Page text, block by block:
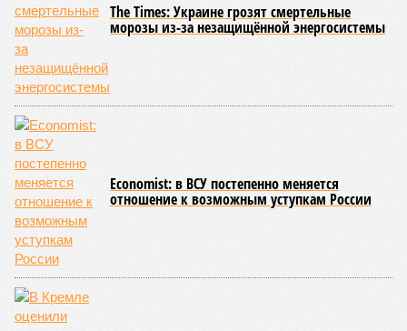
Минпромторга РоссииАлла Половченя.
Ранее, в мае, по этому же делу был арестован
Козаренко, гендиректор компании «Транспорт будущего»,
созданной «ЭФКО» в 2021 году, но позже обособившейся.
Эта фирма заключила контракт с Минобороны на поставку
тысячи тяжёлых беспилотников. Как пишет пресса, каждый
дрон обходился военному ведомству в 8 млн рублей,
однако «производителю» стоил всего 1,2 миллиона. Эта
цена, очевидно, включала и стоимость закупки китайского
беспилотника, и траты на его символическую доработку,
нужную для того, чтобы выдать БПЛА за сугубо
отечественный. Ущерб от действий авторов данной схемы
оценивается в 8,6 миллиарда.
Обычная практика
Многие комментаторы призвали суд оценить выявленную